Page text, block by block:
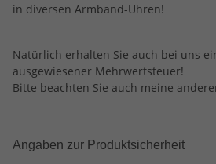
in diversen Armband-Uhren!
Natürlich erhalten Sie auch bei uns
ausgewiesener Mehrwertsteuer!
Bitte beachten Sie auch meine
Angaben zur Produktsicherheit